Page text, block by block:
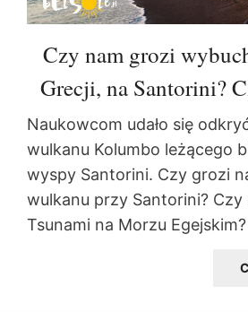
Czy nam grozi
Grecji, na Santorini?
Naukowcom udało się
wulkanu Kolumbo leżącego
wyspy Santorini. Czy grozi
wulkanu przy Santorini? Czy
Tsunami na Morzu Egejskim?